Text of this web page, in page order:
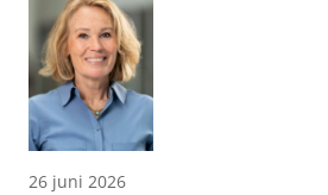
26 juni 2026